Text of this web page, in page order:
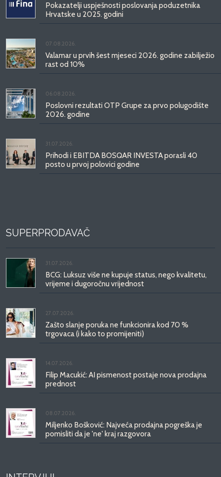
Pokazatelji uspješnosti poslovanja poduzetnika
Hrvatske u 2025. godini
07.08.2026.
Valamar u prvih šest mjeseci 2026. godine zabilježio
rast od 10%
06.08.2026.
Poslovni rezultati OTP Grupe za prvo polugodište
2026. godine
31.07.2026.
Prihodi i EBITDA BOSQAR INVESTA porasli 40
posto u prvoj polovici godine
SUPERPRODAVAČ
31.07.2026.
BCG: Luksuz više ne kupuje status, nego kvalitetu,
vrijeme i dugoročnu vrijednost
27.07.2026.
Zašto slanje poruka ne funkcionira kod 70 %
trgovaca (i kako to promijeniti)
14.07.2026.
Filip Macukić: AI pismenost postaje nova prodajna
prednost
08.07.2026.
Miljenko Bošković: Najveća prodajna pogreška je
pomisliti da je 'ne' kraj razgovora